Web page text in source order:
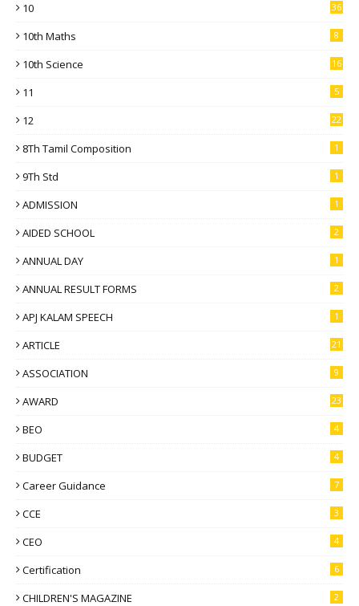
10 36
10th Maths 8
10th Science 16
11 5
12 22
8Th Tamil Composition 1
9Th Std 1
ADMISSION 1
AIDED SCHOOL 2
ANNUAL DAY 1
ANNUAL RESULT FORMS 2
APJ KALAM SPEECH 1
ARTICLE 21
ASSOCIATION 9
AWARD 23
BEO 4
BUDGET 4
Career Guidance 7
CCE 3
CEO 4
Certification 6
CHILDREN'S MAGAZINE 2